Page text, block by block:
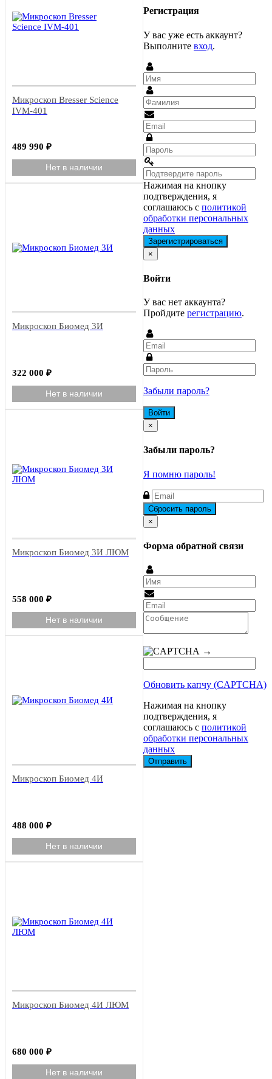
Микроскоп Bresser Science
IVM-401
489 990 ₽
Нет в наличии
Микроскоп Биомед 3И
322 000 ₽
Нет в наличии
Микроскоп Биомед 3И ЛЮМ
558 000 ₽
Нет в наличии
Микроскоп Биомед 4И
488 000 ₽
Нет в наличии
Микроскоп Биомед 4И ЛЮМ
680 000 ₽
Нет в наличии
Регистрация
У вас уже есть аккаунт?
Выполните вход.
Нажимая на кнопку
подтверждения, я
соглашаюсь с политикой
обработки персональных
данных
×
Войти
У вас нет аккаунта?
Пройдите регистрацию.
Забыли пароль?
×
Забыли пароль?
Я помню пароль!
×
Форма обратной связи
→
Обновить капчу (CAPTCHA)
Нажимая на кнопку
подтверждения, я
соглашаюсь с политикой
обработки персональных
данных